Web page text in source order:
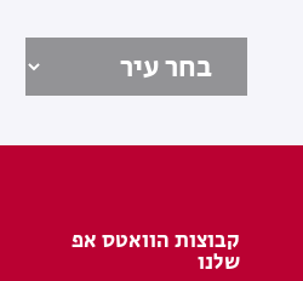
קבוצות הוואטס אפ
שלנו